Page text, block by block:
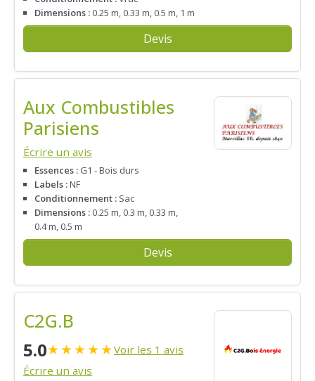
Dimensions : 0.25 m, 0.33 m, 0.5 m, 1 m
Devis
Aux Combustibles
Parisiens
Écrire un avis
Essences : G1 - Bois durs
Labels :NF
Conditionnement : Sac
Dimensions : 0.25 m, 0.3 m, 0.33 m,
0.4 m, 0.5 m
Devis
C2G.B
5.0★★★★★Voir les 1 avis
Écrire un avis